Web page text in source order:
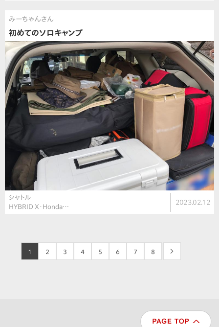
みーちゃんさん
初めてのソロキャンプ
シャトル
HYBRID X・Honda…
2023.02.12
1 2 3 4 5 6 7 8 >